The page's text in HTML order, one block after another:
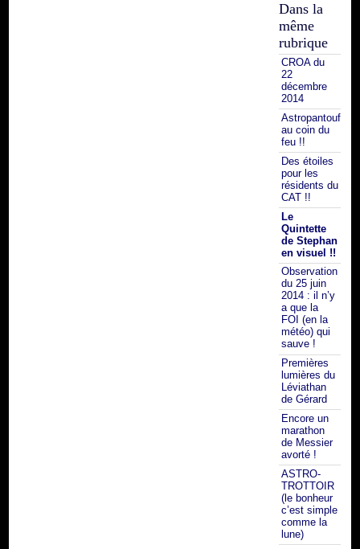
Dans la
même
rubrique
CROA du
22
décembre
2014
Astropantoufle
au coin du
feu !!
Des étoiles
pour les
résidents du
CAT !!
Le
Quintette
de Stephan
en visuel !!
Observation
du 25 juin
2014 : il n’y
a que la
FOI (en la
météo) qui
sauve !
Premières
lumières du
Léviathan
de Gérard
Encore un
marathon
de Messier
avorté !
ASTRO-
TROTTOIR
(le bonheur
c’est simple
comme la
lune)